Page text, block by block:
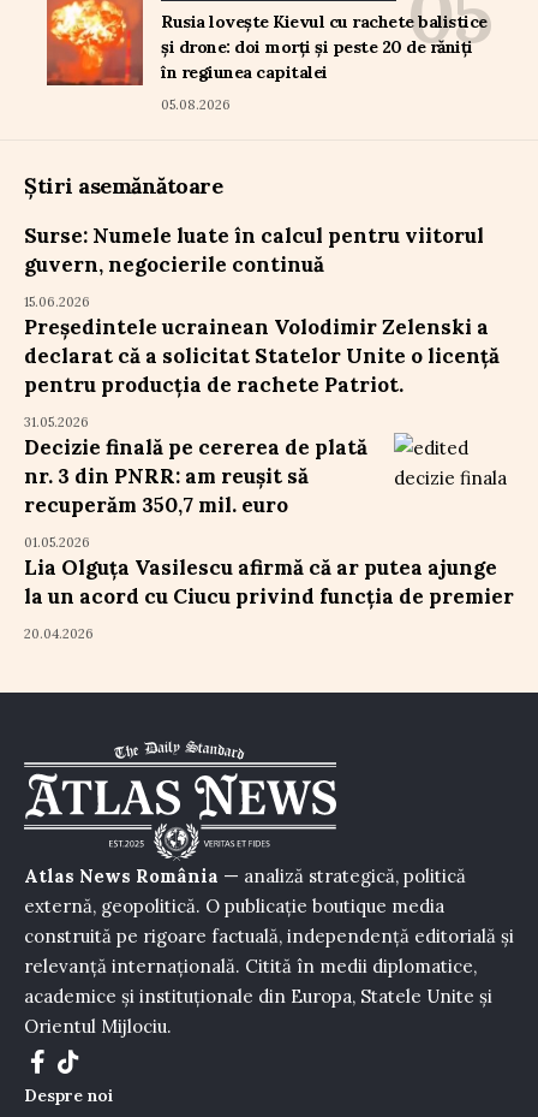
Rusia lovește Kievul cu rachete balistice
și drone: doi morți și peste 20 de răniți
în regiunea capitalei
05.08.2026
Știri asemănătoare
Surse: Numele luate în calcul pentru viitorul
guvern, negocierile continuă
15.06.2026
Președintele ucrainean Volodimir Zelenski a
declarat că a solicitat Statelor Unite o licență
pentru producția de rachete Patriot.
31.05.2026
Decizie finală pe cererea de plată
nr. 3 din PNRR: am reușit să
recuperăm 350,7 mil. euro
01.05.2026
Lia Olguța Vasilescu afirmă că ar putea ajunge
la un acord cu Ciucu privind funcția de premier
20.04.2026
Atlas News România — analiză strategică, politică
externă, geopolitică. O publicație boutique media
construită pe rigoare factuală, independență editorială și
relevanță internațională. Citită în medii diplomatice,
academice și instituționale din Europa, Statele Unite și
Orientul Mijlociu.
Despre noi